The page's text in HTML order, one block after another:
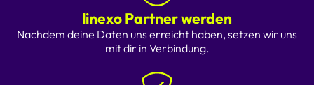
linexo Partner werden
Nachdem deine Daten uns erreicht haben, setzen wir uns
mit dir in Verbindung.